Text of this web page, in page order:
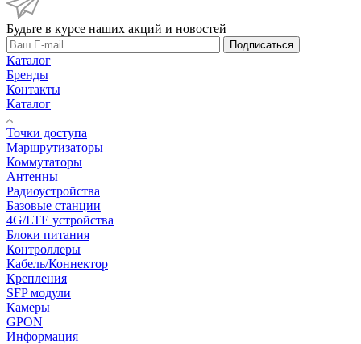
Будьте в курсе наших акций и новостей
Подписаться
Каталог
Бренды
Контакты
Каталог
Точки доступа
Маршрутизаторы
Коммутаторы
Антенны
Радиоустройства
Базовые станции
4G/LTE устройства
Блоки питания
Контроллеры
Кабель/Коннектор
Крепления
SFP модули
Камеры
GPON
Информация